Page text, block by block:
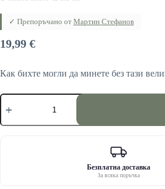
✓ Препоръчано от Мартин Стефанов
19,99 €
Как бихте могли да минете без тази
количество
за
Taser
Безплатна доставка
За всяка поръчка